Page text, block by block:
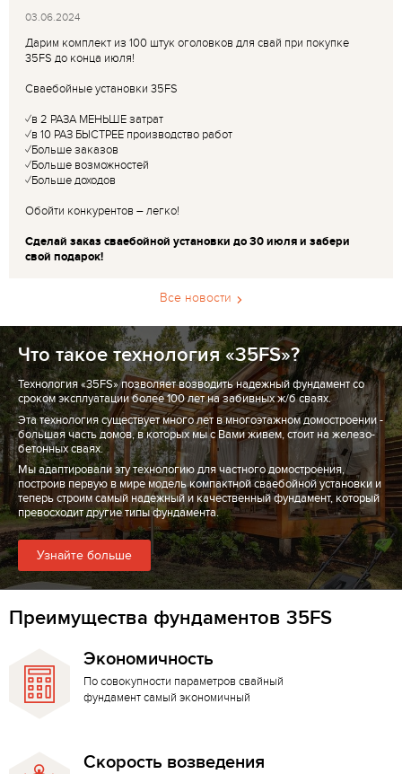
03.06.2024
Дарим комплект из 100 штук оголовков для свай при покупке
35FS до конца июля!
Сваебойные установки 35FS
✓в 2 РАЗА МЕНЬШЕ затрат
✓в 10 РАЗ БЫСТРЕЕ производство работ
✓Больше заказов
✓Больше возможностей
✓Больше доходов
Обойти конкурентов – легко!
Сделай заказ сваебойной установки до 30 июля и забери
свой подарок!
Все новости
Что такое технология «35FS»?
Технология «35FS» позволяет возводить надежный фундамент со
сроком эксплуатации более 100 лет на забивных ж/б сваях.
Эта технология существует много лет в многоэтажном домостроении -
большая часть домов, в которых мы с Вами живем, стоит на железо-
бетонных сваях.
Мы адаптировали эту технологию для частного домостроения,
построив первую в мире модель компактной сваебойной установки и
теперь строим самый надежный и качественный фундамент, который
превосходит другие типы фундамента.
Узнайте больше
Преимущества фундаментов 35FS
Экономичность
По совокупности параметров свайный
фундамент самый экономичный
Скорость возведения